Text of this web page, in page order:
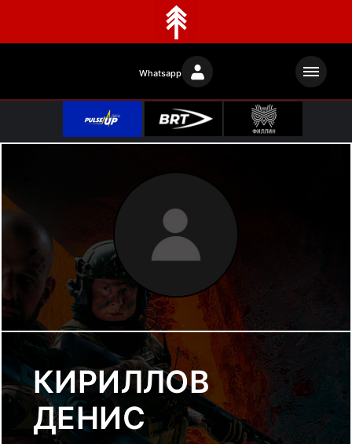
Whatsapp
КИРИЛЛОВ
ДЕНИС